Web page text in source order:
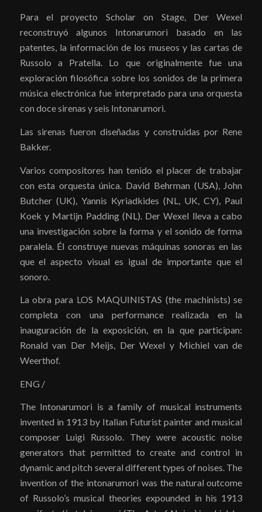
Para el proyecto Scholar on Stage, Der Wexel
reconstruyó algunos Intonarumori basado en las
patentes, la información de los museos y las cartas de
Russolo a Pratella. Lo que originalmente fue una
exploración filosófica sobre los sonidos de la primera
música electrónica fue interpretado para una orquesta
con doce sirenas y seis Intonarumori.
Las sirenas fueron diseñadas y construidas por Rene
Bakker.
Varios compositores han tenido el placer de trabajar
con esta orquesta única. David Behrman (USA), John
Butcher (UK), Yannis Kyriadkides (NL, UK, CY), Paul
Koek y Martijn Padding (NL). Der Wexel lleva a cabo
una investigación sobre la forma y el sonido de forma
paralela. Él construye nuevas máquinas sonoras en las
que el aspecto visual es igual de importante que el
sonoro.
La obra para LOS MAQUINISTAS (the machinists) se
completa con una performance realizada en la
inauguración de la exposición, en la que participan:
Ronald van Der Meijs, Der Wexel y Michiel van de
Weerthof.
ENG /
The Intonarumori is a family of musical instruments
invented in 1913 by Italian Futurist painter and musical
composer Luigi Russolo. They were acoustic noise
generators that permitted to create and control in
dynamic and pitch several different types of noises. The
invention of the intonarumori was the natural outcome
of Russolo’s musical theories expounded in his 1913